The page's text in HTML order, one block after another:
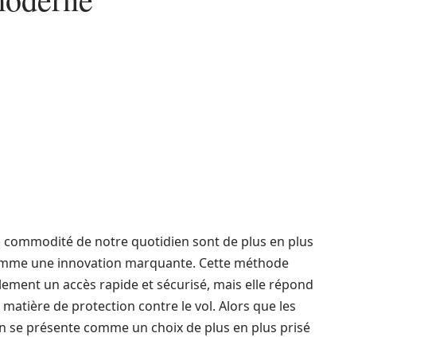
de notre quotidien sont de plus en plus
une innovation marquante. Cette méthode
un accès rapide et sécurisé, mais elle répond
de protection contre le vol. Alors que les
présente comme un choix de plus en plus prisé